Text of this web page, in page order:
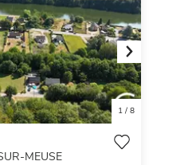
Next
1/ 8
MEUSE